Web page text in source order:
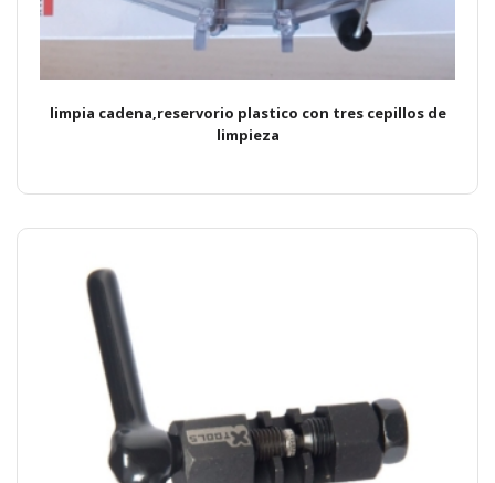
limpia cadena,reservorio plastico con tres cepillos de
limpieza